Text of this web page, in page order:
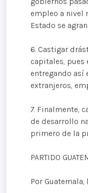
empleo a nivel
Estado se
6. Castigar
capitales, pues
entregando así
extranjeros,
7. Finalmente,
de desarrollo
primero de la
PARTIDO
Por